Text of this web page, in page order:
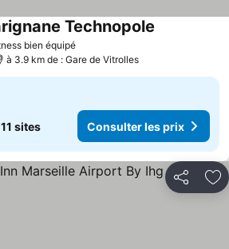
bien équipéConsulter les prix
Technopole
à 3.9 km de : Gare de Vitrolles
11 sites Consulter les prix
Partager